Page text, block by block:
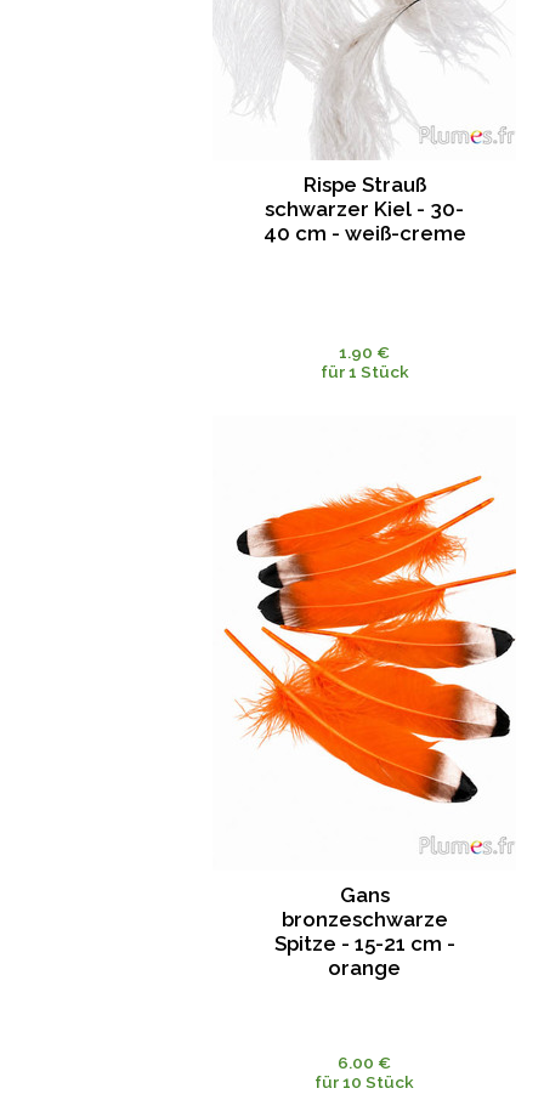
Rispe Strauß
schwarzer Kiel - 30-
40 cm - weiß-creme
1.90 €
für 1 Stück
Gans
bronzeschwarze
Spitze - 15-21 cm -
orange
6.00 €
für 10 Stück